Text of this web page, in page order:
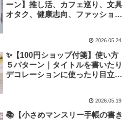
ーン】推し活、カフェ巡り、文具
オタク、健康志向、ファッション
2026.05.24
✨【100円ショップ付箋】使い方
５パターン｜タイトルを書いたり
デコレーションに使ったり目立た
2026.05.19
📚【小さめマンスリー手帳の書き